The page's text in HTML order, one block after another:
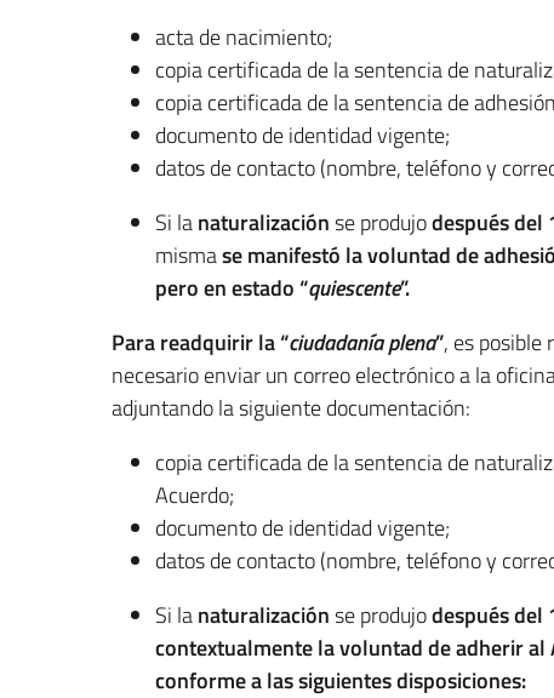
acta de nacimiento;
copia certificada de la sentencia de
copia certificada de la sentencia de
documento de identidad vigente;
datos de contacto (nombre, teléfono y
Si lanaturalizaciónse produjodespués del
mismase manifestó la voluntad de
pero en estado “quiescente”.
Para readquirir la“ciudadanía plena”, es posible
necesario enviar un correo electrónico a la
adjuntando la siguiente documentación:
copia certificada de la sentencia de
Acuerdo;
documento de identidad vigente;
datos de contacto (nombre, teléfono y
Si lanaturalizaciónse produjodespués del
contextualmente la voluntad de adherir
conforme a las siguientes disposiciones: